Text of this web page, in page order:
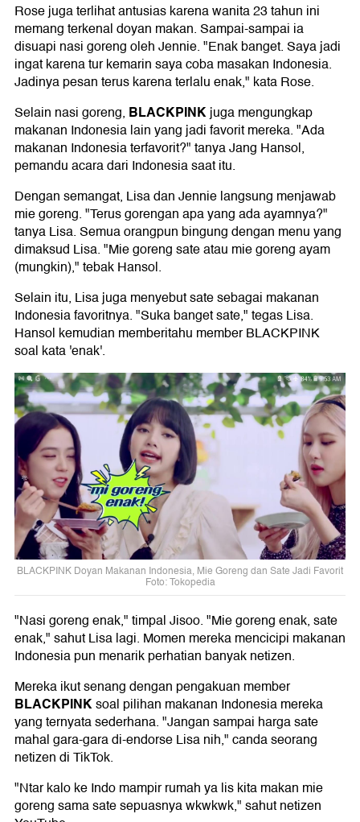
Rose juga terlihat antusias karena wanita 23 tahun ini
memang terkenal doyan makan. Sampai-sampai ia
disuapi nasi goreng oleh Jennie. "Enak banget. Saya jadi
ingat karena tur kemarin saya coba masakan Indonesia.
Jadinya pesan terus karena terlalu enak," kata Rose.
Selain nasi goreng, BLACKPINKjuga mengungkap
makanan Indonesia lain yang jadi favorit mereka. "Ada
makanan Indonesia terfavorit?" tanya Jang Hansol,
pemandu acara dari Indonesia saat itu.
Dengan semangat, Lisa dan Jennie langsung menjawab
mie goreng. "Terus gorengan apa yang ada ayamnya?"
tanya Lisa. Semua orangpun bingung dengan menu yang
dimaksud Lisa. "Mie goreng sate atau mie goreng ayam
(mungkin)," tebak Hansol.
Selain itu, Lisa juga menyebut sate sebagai makanan
Indonesia favoritnya. "Suka banget sate," tegas Lisa.
Hansol kemudian memberitahu member BLACKPINK
soal kata 'enak'.
BLACKPINK Doyan Makanan Indonesia, Mie Goreng dan Sate Jadi Favorit
Foto: Tokopedia
"Nasi goreng enak," timpal Jisoo. "Mie goreng enak, sate
enak," sahut Lisa lagi. Momen mereka mencicipi makanan
Indonesia pun menarik perhatian banyak netizen.
Mereka ikut senang dengan pengakuan member
BLACKPINKsoal pilihan makanan Indonesia mereka
yang ternyata sederhana. "Jangan sampai harga sate
mahal gara-gara di-endorse Lisa nih," canda seorang
netizen di TikTok.
"Ntar kalo ke Indo mampir rumah ya lis kita makan mie
goreng sama sate sepuasnya wkwkwk," sahut netizen